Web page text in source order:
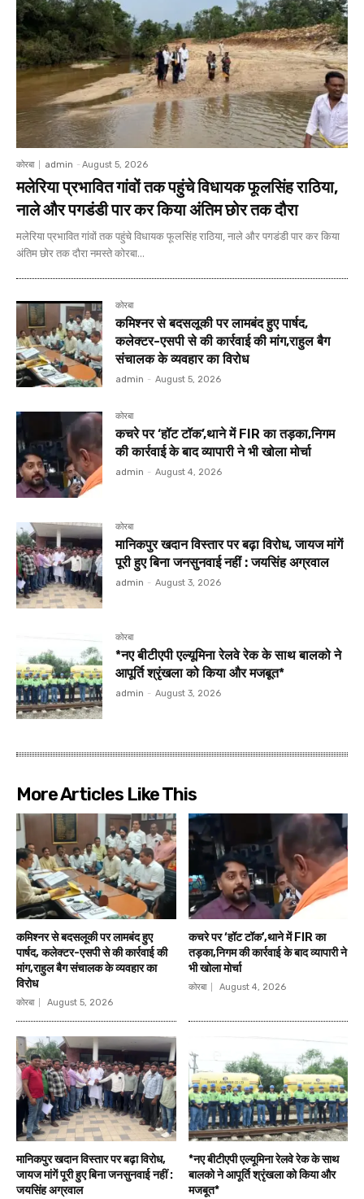
कोरबा admin - August 5, 2026
मलेरिया प्रभावित गांवों तक पहुंचे विधायक फूलसिंह राठिया,
नाले और पगडंडी पार कर किया अंतिम छोर तक दौरा
मलेरिया प्रभावित गांवों तक पहुंचे विधायक फूलसिंह राठिया, नाले और पगडंडी पार कर किया
अंतिम छोर तक दौरा नमस्ते कोरबा...
कोरबा
कमिश्नर से बदसलूकी पर लामबंद हुए पार्षद,
कलेक्टर-एसपी से की कार्रवाई की मांग,राहुल बैग
संचालक के व्यवहार का विरोध
admin - August 5, 2026
कोरबा
कचरे पर ‘हॉट टॉक’,थाने में FIR का तड़का,निगम
की कार्रवाई के बाद व्यापारी ने भी खोला मोर्चा
admin - August 4, 2026
कोरबा
मानिकपुर खदान विस्तार पर बढ़ा विरोध, जायज मांगें
पूरी हुए बिना जनसुनवाई नहीं : जयसिंह अग्रवाल
admin - August 3, 2026
कोरबा
*नए बीटीएपी एल्यूमिना रेलवे रेक के साथ बालको ने
आपूर्ति श्रृंखला को किया और मजबूत*
admin - August 3, 2026
More Articles Like This
कमिश्नर से बदसलूकी पर लामबंद हुए
पार्षद, कलेक्टर-एसपी से की कार्रवाई की
मांग,राहुल बैग संचालक के व्यवहार का
विरोध
कोरबा August 5, 2026
कचरे पर ‘हॉट टॉक’,थाने में FIR का
तड़का,निगम की कार्रवाई के बाद व्यापारी ने
भी खोला मोर्चा
कोरबा August 4, 2026
मानिकपुर खदान विस्तार पर बढ़ा विरोध,
जायज मांगें पूरी हुए बिना जनसुनवाई नहीं :
जयसिंह अग्रवाल
*नए बीटीएपी एल्यूमिना रेलवे रेक के साथ
बालको ने आपूर्ति श्रृंखला को किया और
मजबूत*